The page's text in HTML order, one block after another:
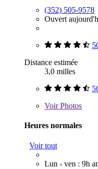
(352) 505-9578
Ouvert
Distance estimée
3,0 milles
VoirPhotos
Heures normales
Voir tout
Lun - ven : 9h